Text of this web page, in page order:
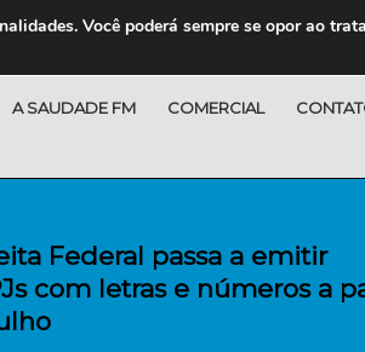
A SAUDADE FM COMERCIAL
Federal passa a emitir
com letras e números a
Você poderá sempre se opor ao